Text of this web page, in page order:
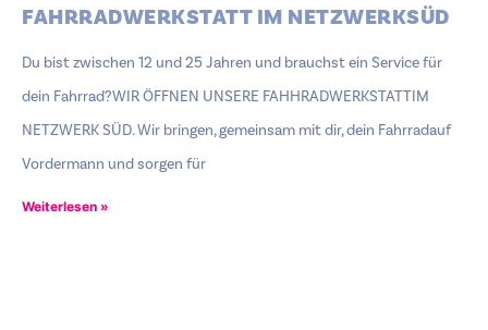
FAHRRADWERKSTATT IM NETZWERKSÜD
Du bist zwischen 12 und 25 Jahren und brauchst ein Service für
dein Fahrrad?WIR ÖFFNEN UNSERE FAHHRADWERKSTATTIM
NETZWERK SÜD. Wir bringen, gemeinsam mit dir, dein Fahrradauf
Vordermann und sorgen für
Weiterlesen »